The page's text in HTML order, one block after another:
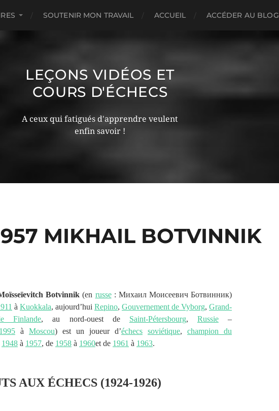
SOUTENIR MON TRAVAIL ACCUEIL ACCÉDER AU BLOG
LEÇONS VIDÉOS ET
COURS D'ÉCHECS
A ceux qui fatigués d'apprendre veulent
enfin savoir !
MIKHAIL BOTVINNIK
Botvinnik (en russe: Михаил Моисеевич Ботвинник)
à Kuokkala, aujourd’hui Repino, Gouvernement de Vyborg, Grand-
Finlande, au nord-ouest de Saint-Pétersbourg, Russie–
1995 à Moscou) est un joueur d’échecs soviétique, champion du
1948 à 1957, de 1958 à 1960et de 1961 à 1963.
AUX ÉCHECS (1924-1926)